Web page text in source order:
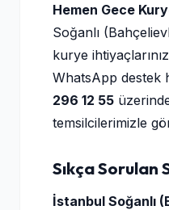
Hemen Gece
Soğanlı
kurye
WhatsApp destek
296 12 55
temsilcilerimizle
Sıkça Sorulan
İstanbul Soğanlı